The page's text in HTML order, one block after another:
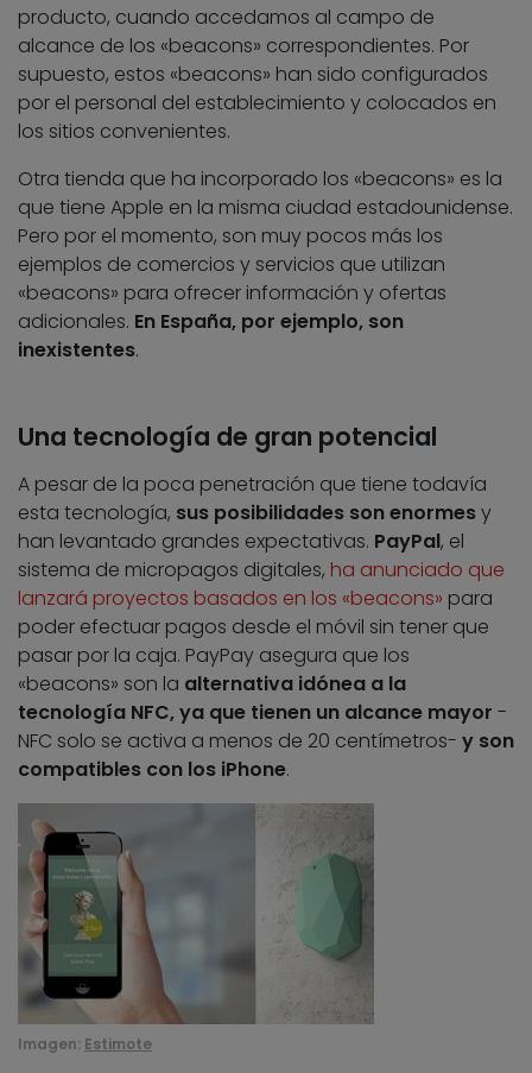
producto, cuando accedamos al campo de
alcance de los «beacons» correspondientes. Por
supuesto, estos «beacons» han sido configurados
por el personal del establecimiento y colocados en
los sitios convenientes.
Otra tienda que ha incorporado los «beacons» es la
que tiene Apple en la misma ciudad estadounidense.
Pero por el momento, son muy pocos más los
ejemplos de comercios y servicios que utilizan
«beacons» para ofrecer información y ofertas
adicionales. En España, por ejemplo, son
inexistentes.
Una tecnología de gran potencial
A pesar de la poca penetración que tiene todavía
esta tecnología, sus posibilidades son enormesy
han levantado grandes expectativas. PayPal, el
sistema de micropagos digitales, ha anunciado que
lanzará proyectos basados en los «beacons» para
poder efectuar pagos desde el móvil sin tener que
pasar por la caja. PayPay asegura que los
«beacons» son la alternativa idónea a la
tecnología NFC, ya que tienen un alcance mayor -
NFC solo se activa a menos de 20 centímetros- y son
compatibles con los iPhone.
Imagen: Estimote